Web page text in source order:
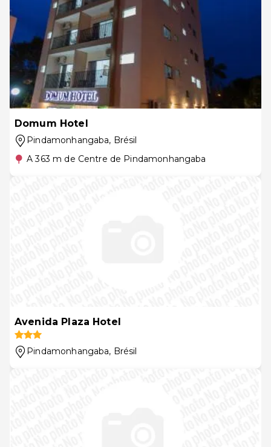
Domum Hotel
Pindamonhangaba, Brésil
A 363 m de Centre de Pindamonhangaba
Avenida Plaza Hotel
Pindamonhangaba, Brésil